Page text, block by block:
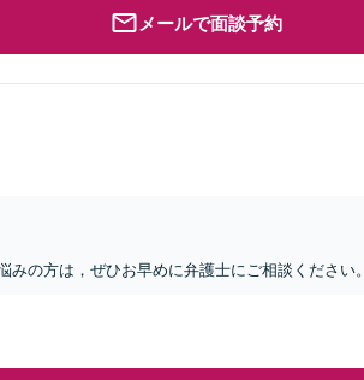
メールで面談予約
みの方は，ぜひお早めに弁護士にご相談ください。